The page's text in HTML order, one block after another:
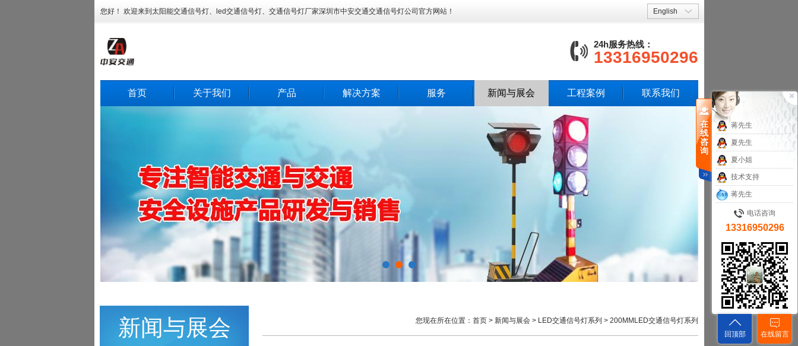
您好！ 欢迎来到太阳能交通信号灯、led交通信号灯、交通信号灯厂家深圳市中安交通交通信号灯公司官方网站！ English
24h服务热线：
13316950296
首页 关于我们 产品 解决方案 服务 新闻与展会 工程案例 联系我们
新闻与展会 您现在所在位置： 首页 > 新闻与展会 > LED交通信号灯系列 > 200MMLED交通信号灯系列
在
线
咨
询
蒋先生
夏先生
夏小姐
技术支持
蒋先生
电话咨询
13316950296
回顶部 在线留言